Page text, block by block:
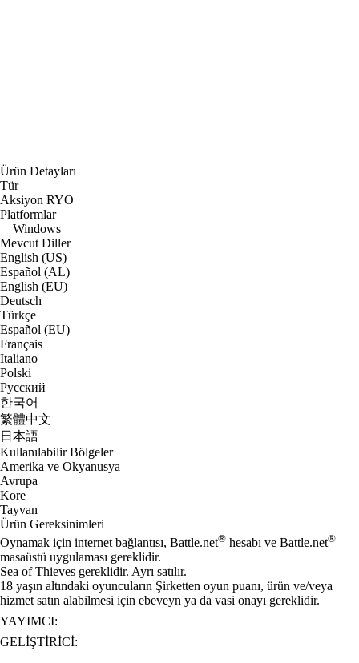
Ürün Detayları
Tür
Aksiyon RYO
Platformlar
Windows
Mevcut Diller
English (US)
Español (AL)
English (EU)
Deutsch
Türkçe
Español (EU)
Français
Italiano
Polski
Русский
한국어
繁體中文
日本語
Kullanılabilir Bölgeler
Amerika ve Okyanusya
Avrupa
Kore
Tayvan
Ürün Gereksinimleri
Oynamak için internet bağlantısı, Battle.net® hesabı ve Battle.net®
masaüstü uygulaması gereklidir.
Sea of Thieves gereklidir. Ayrı satılır.
18 yaşın altındaki oyuncuların Şirketten oyun puanı, ürün ve/veya
hizmet satın alabilmesi için ebeveyn ya da vasi onayı gereklidir.
YAYIMCI:
GELIŞTIRICI: